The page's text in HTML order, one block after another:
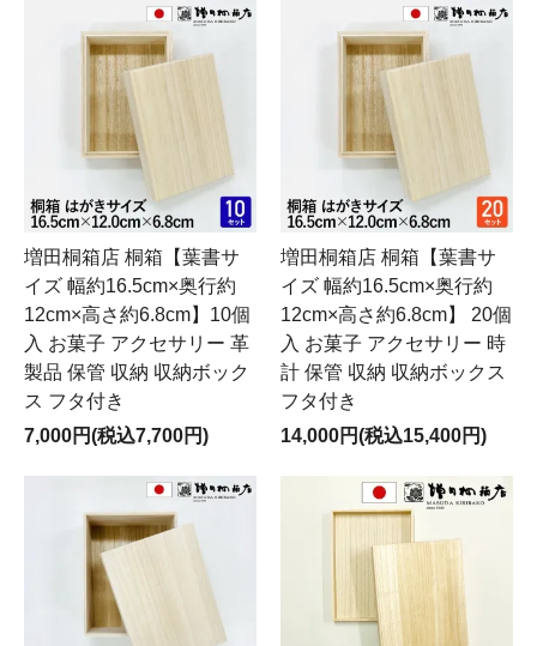
増田桐箱店 桐箱【葉書サ
イズ 幅約16.5cm×奥行約
12cm×高さ約6.8cm】10個
入 お菓子 アクセサリー 革
製品 保管 収納 収納ボック
ス フタ付き
7,000円(税込7,700円)
増田桐箱店 桐箱【葉書サ
イズ 幅約16.5cm×奥行約
12cm×高さ約6.8cm】 20個
入 お菓子 アクセサリー 時
計 保管 収納 収納ボックス
フタ付き
14,000円(税込15,400円)